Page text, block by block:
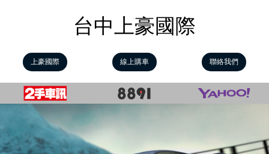
台中上豪國際
上豪國際 線上購車 聯絡我們
Previous